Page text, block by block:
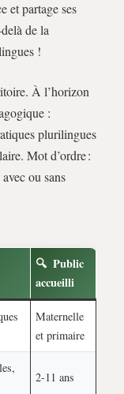
et partage ses
de la
!
À l’horizon
:
plurilingues
Mot d’ordre :
ou sans
Public
accueilli
Maternelle
et primaire
2-11 ans